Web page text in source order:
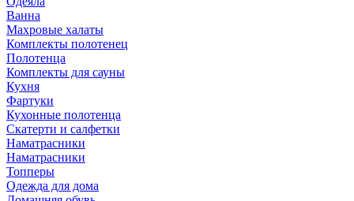
Ванна
Махровые халаты
Комплекты полотенец
Полотенца
Комплекты для сауны
Кухня
Фартуки
Кухонные полотенца
Скатерти и салфетки
Наматрасники
Наматрасники
Топперы
Одежда для дома